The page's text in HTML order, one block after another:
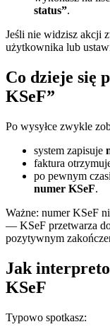
status”.
Jeśli nie widzisz akcji
użytkownika lub
Co dzieje się
KSeF”
Po wysyłce zwykle
system zapisuje
faktura
po pewnym
numer KSeF.
Ważne: numer KSeF
— KSeF przetwarza
pozytywnym
Jak
KSeF
Typowo spotkasz: